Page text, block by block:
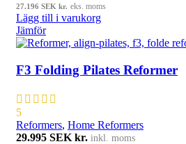
27.196 SEK kr. eks. moms
Lägg till i varukorg
Jämför
F3 Folding Pilates Reformer
5
Reformers, Home Reformers
29.995 SEK kr. inkl. moms